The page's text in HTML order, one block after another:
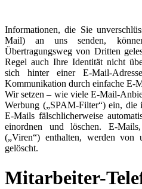
Informationen, die Sie
Mail) an uns senden,
Übertragungsweg von Dritten
Regel auch Ihre Identität nicht
sich hinter einer E-Mail-
Kommunikation durch einfache E-
Wir setzen – wie viele E-Mail-
Werbung („SPAM-Filter“) ein, die
E-Mails fälschlicherweise
einordnen und löschen. E-
(„Viren“) enthalten, werden von
gelöscht.
Mitarbeiter-